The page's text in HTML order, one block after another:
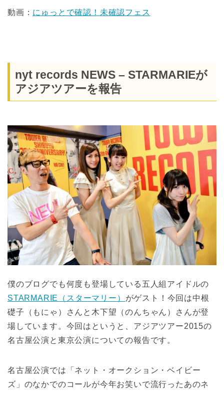
動画： にゅっとで確認！未確認フェス
nyt records NEWS – STARMARIEが
アジアツアーを報告
僕のブログでも何度も登場している五人組アイドルの
STARMARIE（スターマリー） がゲスト！今回は中根
礎子（もにゃ）さんと木下望（のんちゃん）さんが登
場しています。今回はというと、アジアツアー2015の
名古屋公演と東京公演についての報告です。
名古屋公演では「ネット・オークション・ベイビー
ズ」のなかでのコールが今年お笑いで流行ったあのネ